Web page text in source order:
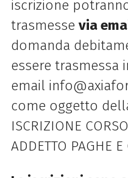
iscrizione
trasmesse via
domanda
essere trasmessa
email
come oggetto
ISCRIZIONE
ADDETTO PAGHE E